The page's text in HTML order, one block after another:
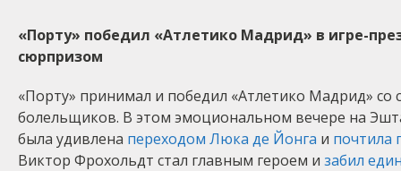
«Порту» победил «Атлетико Мадрид» в игре-
сюрпризом
«Порту» принимал и победил «Атлетико Мадрид»
болельщиков. В этом эмоциональном вечере на
была удивлена переходом Люка де Йонга и почтила
Виктор Фрохольдт стал главным героем и забил